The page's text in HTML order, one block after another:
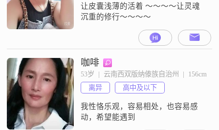
让皮囊浅薄的活着 ～～～～让灵魂
沉重的修行～～～～
咖啡
53岁  |  云南西双版纳傣族自治州  |  156cm
离异
高中及以下
我性恪乐观，容易相处，也容易感
动，希望能遇到